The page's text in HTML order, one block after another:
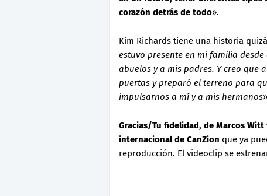
corazón detrás de todo».
Kim Richards tiene una historia
estuvo presente en mi familia
abuelos y a mis padres. Y creo que
puertas y preparó el terreno para
impulsarnos a mí y a mis hermanos
Gracias/Tu fidelidad, de Marcos
internacional de CanZion que ya
reproducción. El videoclip se